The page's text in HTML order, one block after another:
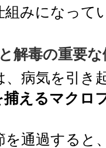
組みになって
解毒の重要
、病気を引き
えるマクロ
を通過すると